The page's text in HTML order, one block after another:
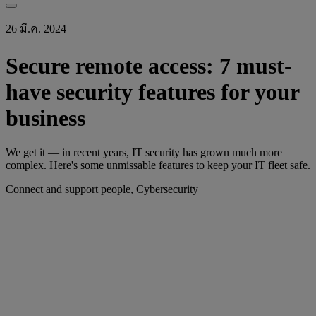
26 มี.ค. 2024
Secure remote access: 7 must-
have security features for your
business
We get it — in recent years, IT security has grown much more
complex. Here's some unmissable features to keep your IT fleet safe.
Connect and support people, Cybersecurity